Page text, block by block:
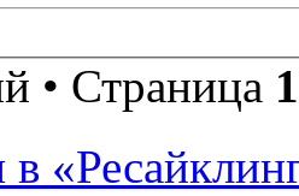
• Страница 1
в